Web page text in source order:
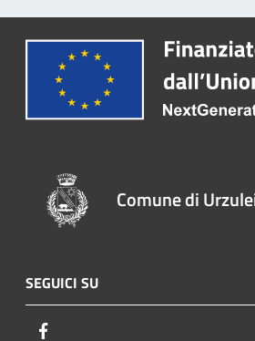
Comune di
SEGUICI SU